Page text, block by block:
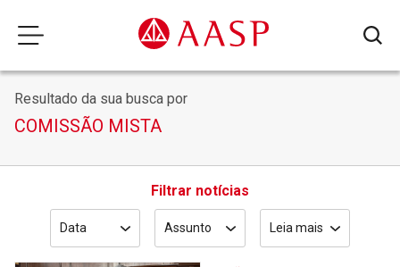
Resultado da sua busca por
COMISSÃO MISTA
Filtrar notícias
Data Assunto Leia mais